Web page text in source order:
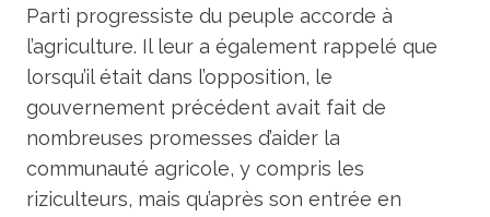
Parti progressiste du peuple accorde à
l’agriculture. Il leur a également rappelé que
lorsqu’il était dans l’opposition, le
gouvernement précédent avait fait de
nombreuses promesses d’aider la
communauté agricole, y compris les
riziculteurs, mais qu’après son entrée en